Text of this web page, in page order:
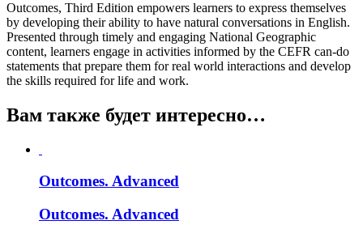
Outcomes, Third Edition empowers learners to express themselves
by developing their ability to have natural conversations in English.
Presented through timely and engaging National Geographic
content, learners engage in activities informed by the CEFR can-do
statements that prepare them for real world interactions and develop
the skills required for life and work.
Вам также будет интересно…
Outcomes. Advanced
Outcomes. Advanced